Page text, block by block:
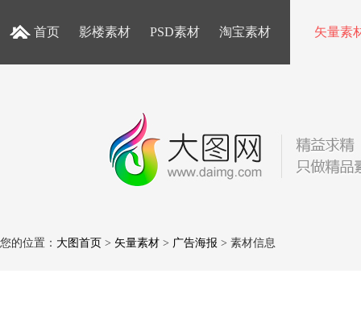
首页 影楼素材 PSD素材 淘宝素材 矢量素
您的位置： 大图首页 > 矢量素材 > 广告海报 > 素材信息